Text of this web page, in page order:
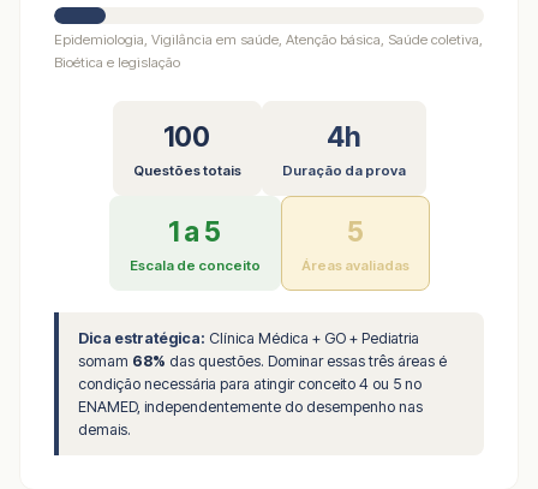
Epidemiologia, Vigilância em saúde, Atenção básica, Saúde coletiva,
Bioética e legislação
100
Questões totais
4h
Duração da prova
1 a 5
Escala de conceito
5
Áreas avaliadas
Dica estratégica: Clínica Médica + GO + Pediatria
somam 68% das questões. Dominar essas três áreas é
condição necessária para atingir conceito 4 ou 5 no
ENAMED, independentemente do desempenho nas
demais.